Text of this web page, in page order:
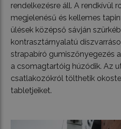
rendelkezésre áll. A rendkívül
megjelenésű és kellemes
ülések középső sávján
kontrasztárnyalatú
strapabíró gumiszőnyegezés
a csomagtartóig húzódik. Az
csatlakozókról tölthetik
tabletjeiket.